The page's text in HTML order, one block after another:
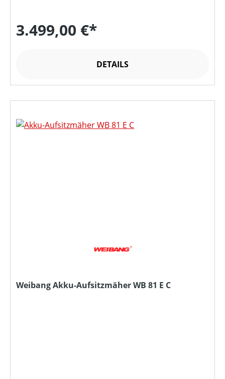
3.499,00 €*
DETAILS
Weibang Akku-Aufsitzmäher WB 81 E C